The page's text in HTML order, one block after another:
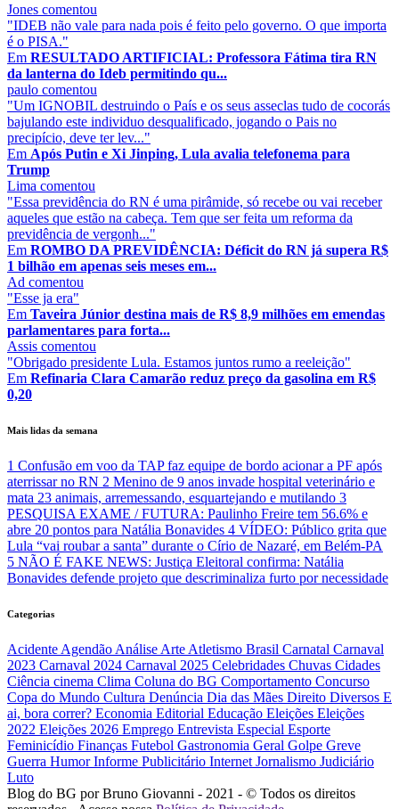
Jones comentou
"IDEB não vale para nada pois é feito pelo governo. O que importa
é o PISA."
Em RESULTADO ARTIFICIAL: Professora Fátima tira RN
da lanterna do Ideb permitindo qu...
paulo comentou
"Um IGNOBIL destruindo o País e os seus asseclas tudo de cocorás
bajulando este individuo desqualificado, jogando o Pais no
precipício, deve ter lev..."
Em Após Putin e Xi Jinping, Lula avalia telefonema para
Trump
Lima comentou
"Essa previdência do RN é uma pirâmide, só recebe ou vai receber
aqueles que estão na cabeça. Tem que ser feita um reforma da
previdência de vergonh..."
Em ROMBO DA PREVIDÊNCIA: Déficit do RN já supera R$
1 bilhão em apenas seis meses em...
Ad comentou
"Esse ja era"
Em Taveira Júnior destina mais de R$ 8,9 milhões em emendas
parlamentares para forta...
Assis comentou
"Obrigado presidente Lula. Estamos juntos rumo a reeleição"
Em Refinaria Clara Camarão reduz preço da gasolina em R$
0,20
Mais lidas da semana
1 Confusão em voo da TAP faz equipe de bordo acionar a PF após
aterrissar no RN 2 Menino de 9 anos invade hospital veterinário e
mata 23 animais, arremessando, esquartejando e mutilando 3
PESQUISA EXAME / FUTURA: Paulinho Freire tem 56.6% e
abre 20 pontos para Natália Bonavides 4 VÍDEO: Público grita que
Lula “vai roubar a santa” durante o Círio de Nazaré, em Belém-PA
5 NÃO É FAKE NEWS: Justiça Eleitoral confirma: Natália
Bonavides defende projeto que descriminaliza furto por necessidade
Categorias
Acidente Agendão Análise Arte Atletismo Brasil Carnatal Carnaval
2023 Carnaval 2024 Carnaval 2025 Celebridades Chuvas Cidades
Ciência cinema Clima Coluna do BG Comportamento Concurso
Copa do Mundo Cultura Denúncia Dia das Mães Direito Diversos E
ai, bora correr? Economia Editorial Educação Eleições Eleições
2022 Eleições 2026 Emprego Entrevista Especial Esporte
Feminicídio Finanças Futebol Gastronomia Geral Golpe Greve
Guerra HumorInforme Publicitário Internet Jornalismo Judiciário
Luto
Blog do BG por Bruno Giovanni - 2021 - © Todos os direitos